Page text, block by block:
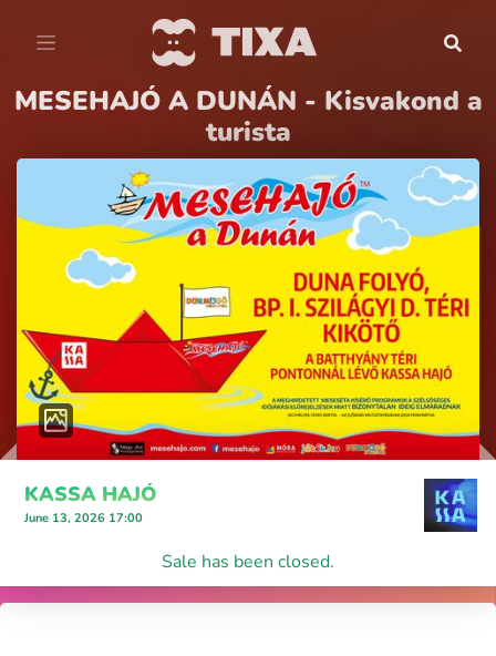
MESEHAJÓ A DUNÁN - Kisvakond a
turista
KASSA HAJÓ
June 13, 2026 17:00
Sale has been closed.